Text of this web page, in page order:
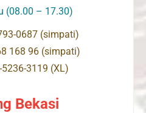
(08.00 – 17.30)
0687 (simpati)
168 96 (simpati)
5236-3119 (XL)
Bekasi